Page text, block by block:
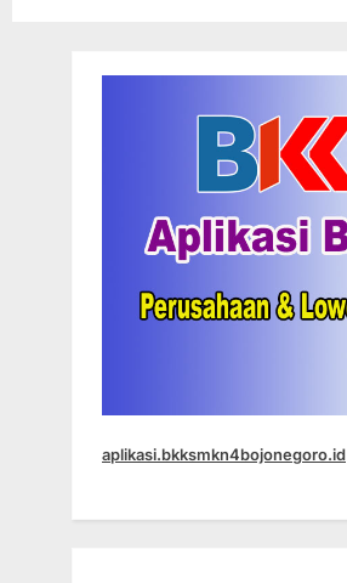
aplikasi.bkksmkn4bojonegoro.id